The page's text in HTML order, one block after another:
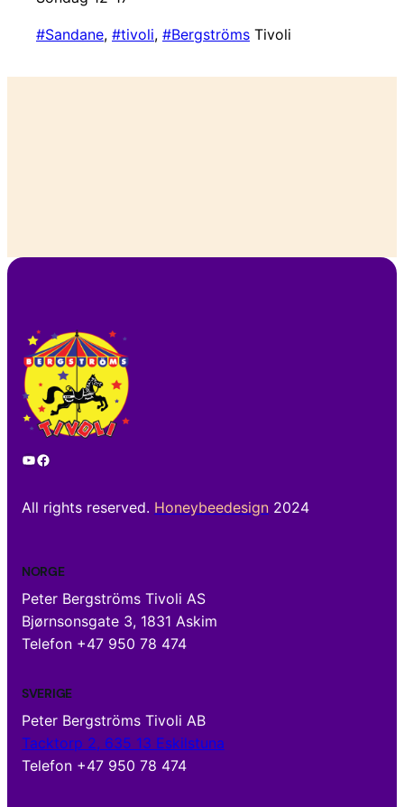
#Sandane, #tivoli, #Bergströms Tivoli
YouTube Facebook
All rights reserved. Honeybeedesign 2024
NORGE
Peter Bergströms Tivoli AS
Bjørnsonsgate 3, 1831 Askim
Telefon +47 950 78 474
SVERIGE
Peter Bergströms Tivoli AB
Tacktorp 2, 635 13 Eskilstuna
Telefon +47 950 78 474